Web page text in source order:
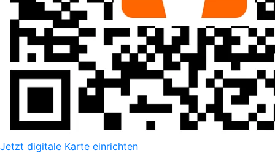
Jetzt digitale Karte einrichten